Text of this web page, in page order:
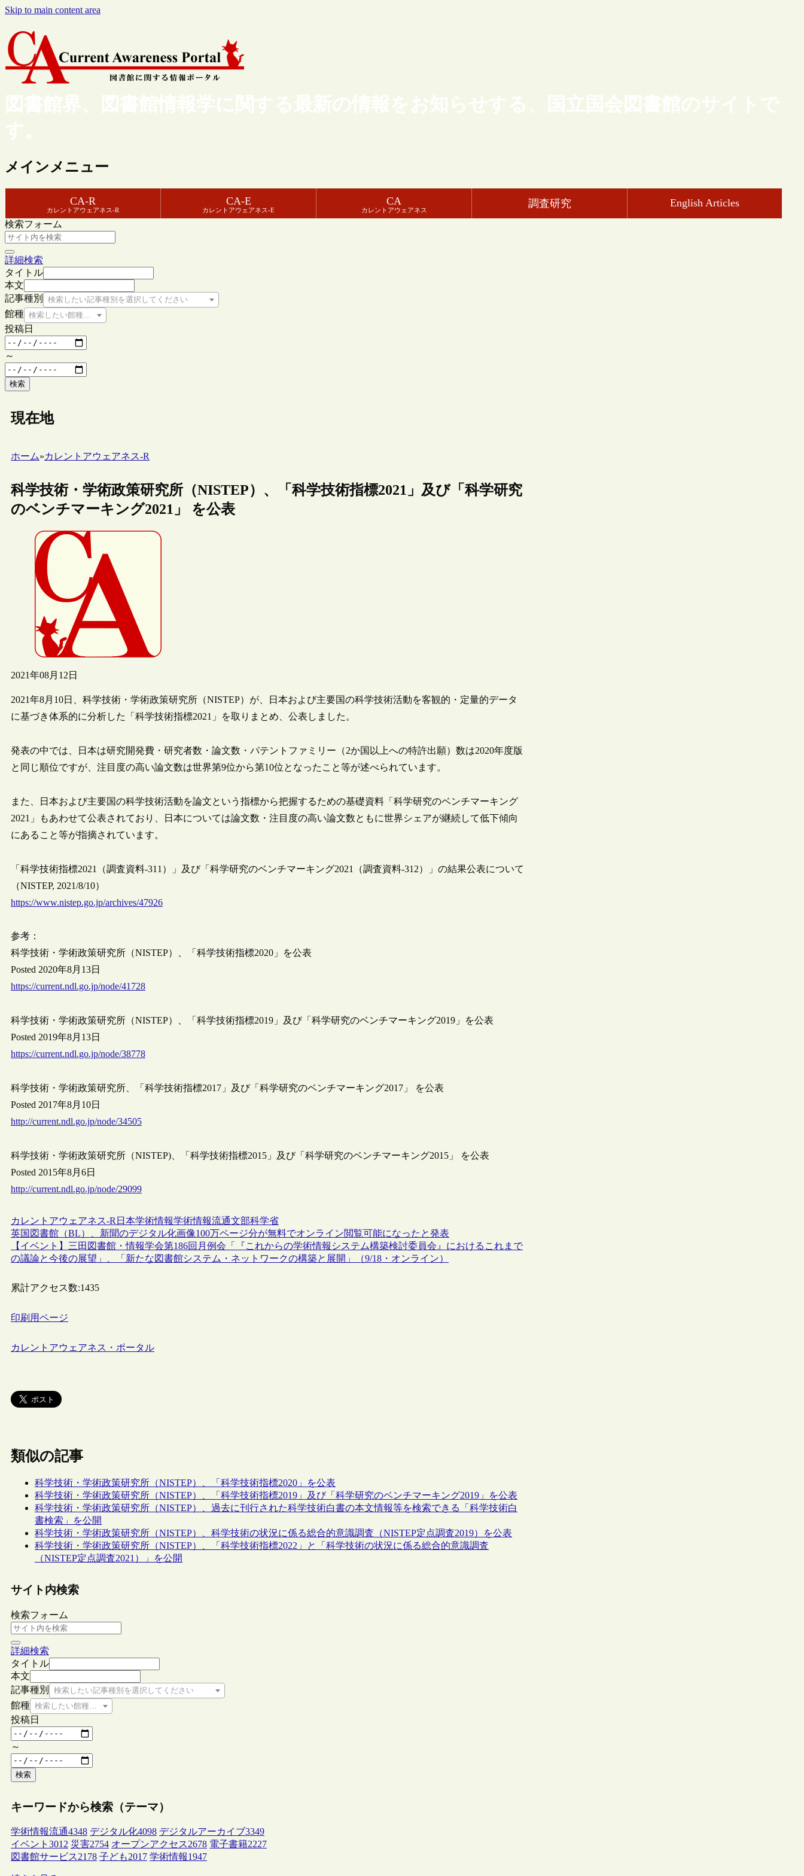
Skip to main content area
図書館界、図書館情報学に関する最新の情報をお知らせする、国立国会図書館のサイトで
す。
メインメニュー
CA-R
カレントアウェアネス-R
CA-E
カレントアウェアネス-E
CA
カレントアウェアネス
調査研究 English Articles
検索フォーム
詳細検索
タイトル
本文
記事種別
検索したい記事種別を選択してください
館種 検索したい館種を選択してください
投稿日
～
検索
現在地
ホーム»カレントアウェアネス-R
科学技術・学術政策研究所（NISTEP）、「科学技術指標2021」及び「科学研究
のベンチマーキング2021」 を公表
2021年08月12日
2021年8月10日、科学技術・学術政策研究所（NISTEP）が、日本および主要国の科学技術活動を客観的・定量的データ
に基づき体系的に分析した「科学技術指標2021」を取りまとめ、公表しました。
発表の中では、日本は研究開発費・研究者数・論文数・パテントファミリー（2か国以上への特許出願）数は2020年度版
と同じ順位ですが、注目度の高い論文数は世界第9位から第10位となったこと等が述べられています。
また、日本および主要国の科学技術活動を論文という指標から把握するための基礎資料「科学研究のベンチマーキング
2021」もあわせて公表されており、日本については論文数・注目度の高い論文数ともに世界シェアが継続して低下傾向
にあること等が指摘されています。
「科学技術指標2021（調査資料-311）」及び「科学研究のベンチマーキング2021（調査資料-312）」の結果公表について
（NISTEP, 2021/8/10）
https://www.nistep.go.jp/archives/47926
参考：
科学技術・学術政策研究所（NISTEP）、「科学技術指標2020」を公表
Posted 2020年8月13日
https://current.ndl.go.jp/node/41728
科学技術・学術政策研究所（NISTEP）、「科学技術指標2019」及び「科学研究のベンチマーキング2019」を公表
Posted 2019年8月13日
https://current.ndl.go.jp/node/38778
科学技術・学術政策研究所、「科学技術指標2017」及び「科学研究のベンチマーキング2017」 を公表
Posted 2017年8月10日
http://current.ndl.go.jp/node/34505
科学技術・学術政策研究所（NISTEP)、「科学技術指標2015」及び「科学研究のベンチマーキング2015」 を公表
Posted 2015年8月6日
http://current.ndl.go.jp/node/29099
カレントアウェアネス-R 日本学術情報学術情報流通文部科学省
英国図書館（BL）、新聞のデジタル化画像100万ページ分が無料でオンライン閲覧可能になったと発表
【イベント】三田図書館・情報学会第186回月例会「『これからの学術情報システム構築検討委員会』におけるこれまで
の議論と今後の展望」、「新たな図書館システム・ネットワークの構築と展開」（9/18・オンライン）
累計アクセス数:1435
印刷用ページ
カレントアウェアネス・ポータル
類似の記事
科学技術・学術政策研究所（NISTEP）、「科学技術指標2020」を公表
科学技術・学術政策研究所（NISTEP）、「科学技術指標2019」及び「科学研究のベンチマーキング2019」を公表
科学技術・学術政策研究所（NISTEP）、過去に刊行された科学技術白書の本文情報等を検索できる「科学技術白
書検索」を公開
科学技術・学術政策研究所（NISTEP）、科学技術の状況に係る総合的意識調査（NISTEP定点調査2019）を公表
科学技術・学術政策研究所（NISTEP）、「科学技術指標2022」と「科学技術の状況に係る総合的意識調査
（NISTEP定点調査2021）」を公開
サイト内検索
検索フォーム
詳細検索
タイトル
本文
記事種別
検索したい記事種別を選択してください
館種 検索したい館種を選択してください
投稿日
～
検索
キーワードから検索（テーマ）
学術情報流通4348 デジタル化4098 デジタルアーカイブ3349
イベント 3012 災害2754 オープンアクセス2678 電子書籍2227
図書館サービス2178 子ども2017 学術情報1947